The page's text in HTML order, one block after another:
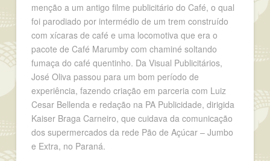
menção a um antigo filme publicitário do Café, o qual
foi parodiado por intermédio de um trem construído
com xícaras de café e uma locomotiva que era o
pacote de Café Marumby com chaminé soltando
fumaça do café quentinho. Da Visual Publicitários,
José Oliva passou para um bom período de
experiência, fazendo criação em parceria com Luiz
Cesar Bellenda e redação na PA Publicidade, dirigida
Kaiser Braga Carneiro, que cuidava da comunicação
dos supermercados da rede Pão de Açúcar – Jumbo
e Extra, no Paraná.